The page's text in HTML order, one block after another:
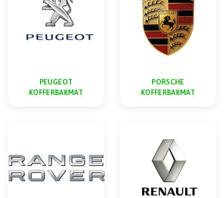
PEUGEOT
KOFFERBAKMAT
PORSCHE
KOFFERBAKMAT